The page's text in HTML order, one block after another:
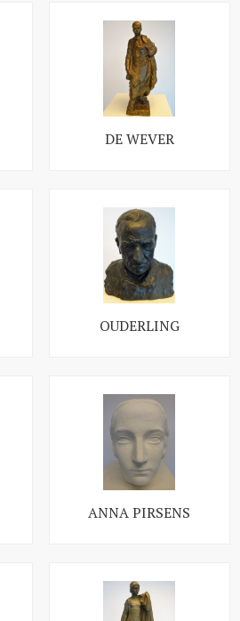
DE WEVER
OUDERLING
ANNA PIRSENS